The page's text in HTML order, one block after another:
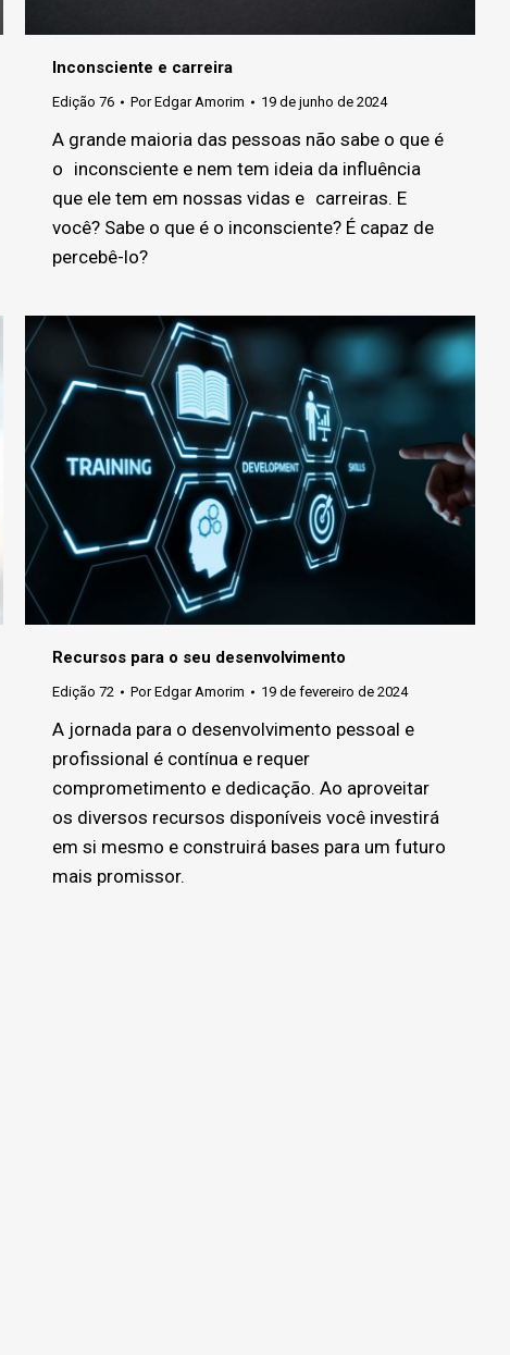
Inconsciente e carreira
Edição 76 PorEdgar Amorim 19 de junho de 2024
A grande maioria das pessoas não sabe o que é
o inconsciente e nem tem ideia da influência
que ele tem em nossas vidas e carreiras. E
você? Sabe o que é o inconsciente? É capaz de
percebê-lo?
Recursos para o seu desenvolvimento
Edição 72 PorEdgar Amorim 19 de fevereiro de 2024
A jornada para o desenvolvimento pessoal e
profissional é contínua e requer
comprometimento e dedicação. Ao aproveitar
os diversos recursos disponíveis você investirá
em si mesmo e construirá bases para um futuro
mais promissor.